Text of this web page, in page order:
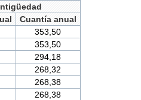
Cuantía anual
353,50
353,50
294,18
268,32
268,38
268,38